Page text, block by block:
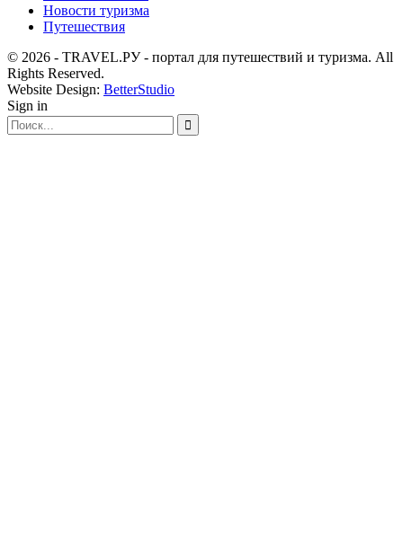
Новости туризма
Путешествия
© 2026 - TRAVEL.РУ - портал для путешествий и туризма. All
Rights Reserved.
Website Design: BetterStudio
Sign in